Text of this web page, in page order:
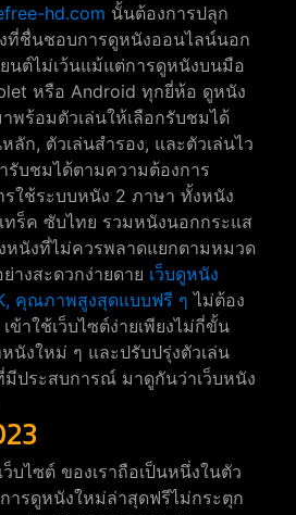
hd.com นั้นต้องการปลุก
ที่ชื่นชอบการดูหนังออนไลน์นอก
นต์ไม่เว้นแม้แต่การดูหนังบนมือ
หรือ Android ทุกยี่ห้อ ดูหนัง
พร้อมตัวเล่นให้เลือกรับชมได้
ลัก, ตัวเล่นสำรอง, และตัวเล่นไว
รับชมได้ตามความต้องการ
ใช้ระบบหนัง 2 ภาษา ทั้งหนัง
ร็ค ซับไทย รวมหนังนอกกระแส
หนังที่ไม่ควรพลาดแยกตามหมวด
างสะดวกง่ายดาย เว็บดูหนัง
คุณภาพสูงสุดแบบฟรี ๆ ไม่ต้อง
ข้าใช้เว็บไซต์ง่ายเพียงไม่กี่ขั้น
นังใหม่ ๆ และปรับปรุ่งตัวเล่น
ประสบการณ์ มาดูกันว่าเว็บหนัง
ว็บไซต์ ของเราถือเป็นหนึ่งในตัว
ารดูหนังใหม่ล่าสุดฟรีไม่กระตุก